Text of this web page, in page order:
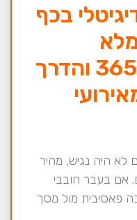
בכף
לפלטפורמת בט 365 והדרך
לא היה נגיש, מהיר
אם בעבר חובבי
פאסיבית מול מסך